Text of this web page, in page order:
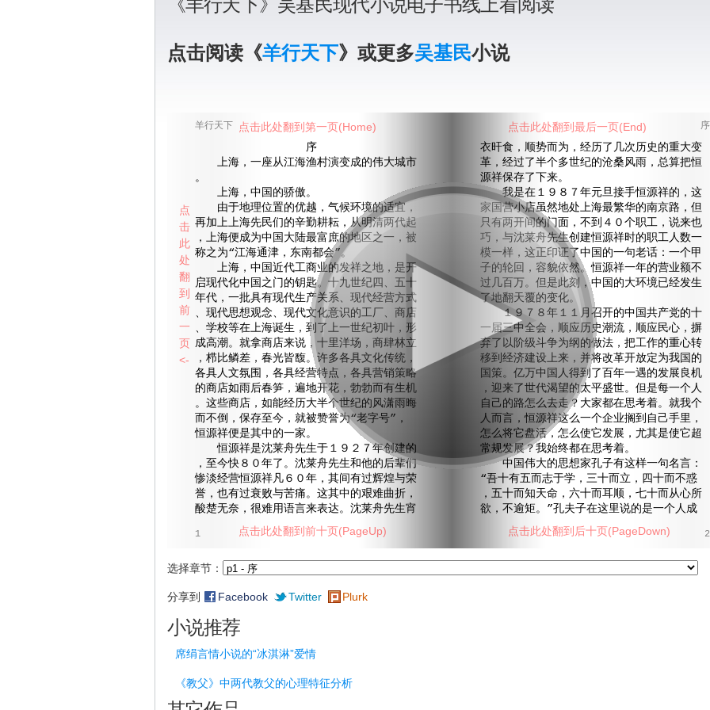
《羊行天下》吴基民现代小说电子书线上看阅读
点击阅读《羊行天下》或更多吴基民小说
羊行天下 序
序
上海，一座从江海渔村演变成的伟大城市
。
上海，中国的骄傲。
由于地理位置的优越，气候环境的适宜，
再加上上海先民们的辛勤耕耘，从明清两代起
，上海便成为中国大陆最富庶的地区之一，被
称之为“江海通津，东南都会”。
上海，中国近代工商业的发祥之地，是开
启现代化中国之门的钥匙。十九世纪四、五十
年代，一批具有现代生产关系、现代经营方式
、现代思想观念、现代文化意识的工厂、商店
、学校等在上海诞生，到了上一世纪初叶，形
成高潮。就拿商店来说，十里洋场，商肆林立
，栉比鳞差，春光皆馥。许多各具文化传统，
各具人文氛围，各具经营特点，各具营销策略
的商店如雨后春笋，遍地开花，勃勃而有生机
。这些商店，如能经历大半个世纪的风潇雨晦
而不倒，保存至今，就被赞誉为“老字号”，
恒源祥便是其中的一家。
恒源祥是沈莱舟先生于１９２７年创建的
，至今快８０年了。沈莱舟先生和他的后辈们
惨淡经营恒源祥凡６０年，其间有过辉煌与荣
誉，也有过衰败与苦痛。这其中的艰难曲折，
酸楚无奈，很难用语言来表达。沈莱舟先生宵
衣旰食，顺势而为，经历了几次历史的重大变
革，经过了半个多世纪的沧桑风雨，总算把恒
源祥保存了下来。
我是在１９８７年元旦接手恒源祥的，这
家国营小店虽然地处上海最繁华的南京路，但
只有两开间的门面，不到４０个职工，说来也
巧，与沈莱舟先生创建恒源祥时的职工人数一
模一样，这正印证了中国的一句老话：一个甲
子的轮回，容貌依然。恒源祥一年的营业额不
过几百万。但是此刻，中国的大环境已经发生
了地翻天覆的变化。
１９７８年１１月召开的中国共产党的十
一届三中全会，顺应历史潮流，顺应民心，摒
弃了以阶级斗争为纲的做法，把工作的重心转
移到经济建设上来，并将改革开放定为我国的
国策。亿万中国人得到了百年一遇的发展良机
，迎来了世代渴望的太平盛世。但是每一个人
自己的路怎么去走？大家都在思考着。就我个
人而言，恒源祥这么一个企业搁到自己手里，
怎么将它盘活，怎么使它发展，尤其是使它超
常规发展？我始终都在思考着。
中国伟大的思想家孔子有这样一句名言：
“吾十有五而志于学，三十而立，四十而不惑
，五十而知天命，六十而耳顺，七十而从心所
欲，不逾矩。”孔夫子在这里说的是一个人成
1 2
选择章节：
分享到 Facebook Twitter Plurk
点击此处翻到第一页(Home) 点击此处翻到最后一页(End)
点击此处翻到前十页(PageUp) 点击此处翻到后十页(PageDown)
点
击
此
处
翻
到
前
一
页
<-
小说推荐
席绢言情小说的“冰淇淋”爱情
《教父》中两代教父的心理特征分析